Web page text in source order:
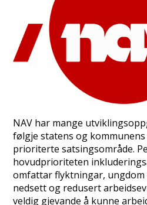
NAV har mange
følgje statens og
prioriterte satsingsområde.
hovudprioriteten
omfattar flyktningar, ungdom
nedsett og redusert
veldig gjevande å kunne